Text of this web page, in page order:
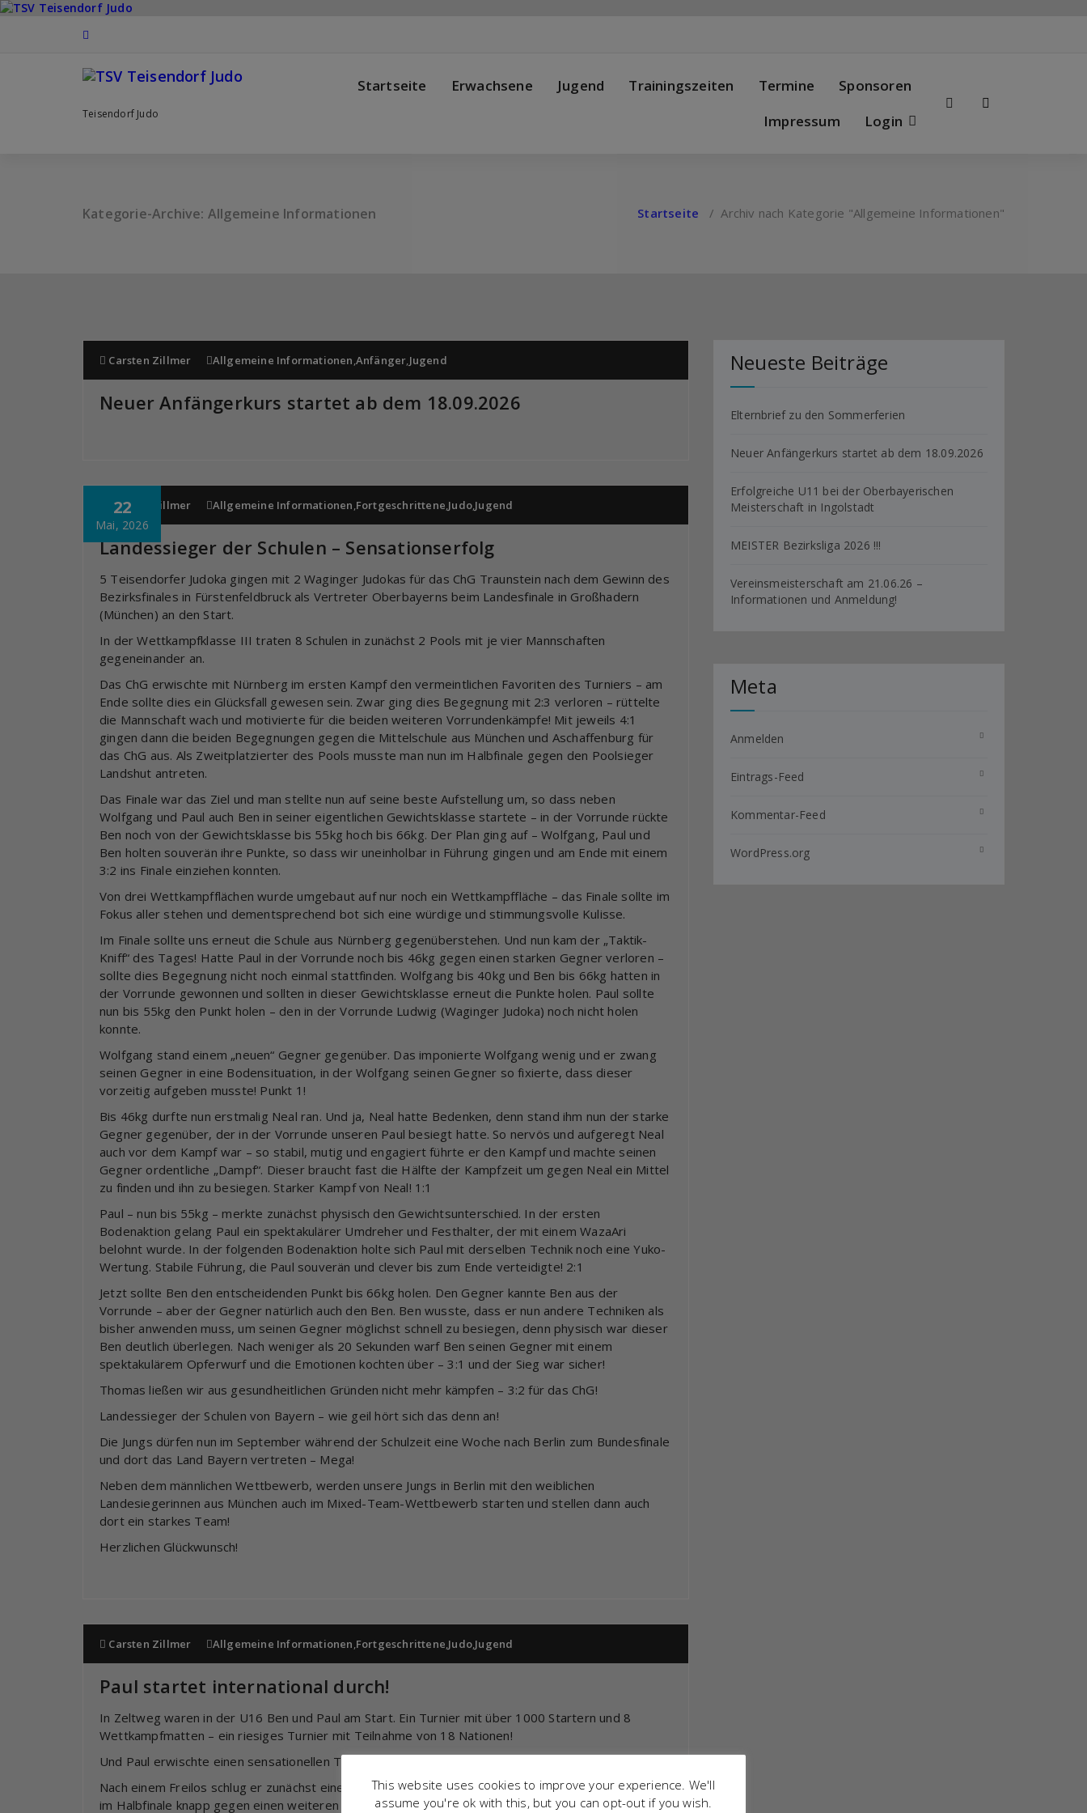
Zum
Teisendorf Judo
Startseite Erwachsene Jugend Trainingszeiten Termine
Sponsoren
Impressum
Login
Kategorie-Archive: Allgemeine Informationen Startseite /Archiv nach Kategorie "Allgemeine Informationen"
Carsten Zillmer Allgemeine Informationen,Anfänger,Jugend
Neuer Anfängerkurs startet ab dem 18.09.2026
22
Mai, 2026
Carsten Zillmer Allgemeine Informationen,Fortgeschrittene,Judo,Jugend
Landessieger der Schulen – Sensationserfolg
5 Teisendorfer Judoka gingen mit 2 Waginger Judokas für das ChG Traunstein nach dem Gewinn des
Bezirksfinales in Fürstenfeldbruck als Vertreter Oberbayerns beim Landesfinale in Großhadern
(München) an den Start.
In der Wettkampfklasse III traten 8 Schulen in zunächst 2 Pools mit je vier Mannschaften
gegeneinander an.
Das ChG erwischte mit Nürnberg im ersten Kampf den vermeintlichen Favoriten des Turniers – am
Ende sollte dies ein Glücksfall gewesen sein. Zwar ging dies Begegnung mit 2:3 verloren – rüttelte
die Mannschaft wach und motivierte für die beiden weiteren Vorrundenkämpfe! Mit jeweils 4:1
gingen dann die beiden Begegnungen gegen die Mittelschule aus München und Aschaffenburg für
das ChG aus. Als Zweitplatzierter des Pools musste man nun im Halbfinale gegen den Poolsieger
Landshut antreten.
Das Finale war das Ziel und man stellte nun auf seine beste Aufstellung um, so dass neben
Wolfgang und Paul auch Ben in seiner eigentlichen Gewichtsklasse startete – in der Vorrunde rückte
Ben noch von der Gewichtsklasse bis 55kg hoch bis 66kg. Der Plan ging auf – Wolfgang, Paul und
Ben holten souverän ihre Punkte, so dass wir uneinholbar in Führung gingen und am Ende mit einem
3:2 ins Finale einziehen konnten.
Von drei Wettkampfflächen wurde umgebaut auf nur noch ein Wettkampffläche – das Finale sollte im
Fokus aller stehen und dementsprechend bot sich eine würdige und stimmungsvolle Kulisse.
Im Finale sollte uns erneut die Schule aus Nürnberg gegenüberstehen. Und nun kam der „Taktik-
Kniff“ des Tages! Hatte Paul in der Vorrunde noch bis 46kg gegen einen starken Gegner verloren –
sollte dies Begegnung nicht noch einmal stattfinden. Wolfgang bis 40kg und Ben bis 66kg hatten in
der Vorrunde gewonnen und sollten in dieser Gewichtsklasse erneut die Punkte holen. Paul sollte
nun bis 55kg den Punkt holen – den in der Vorrunde Ludwig (Waginger Judoka) noch nicht holen
konnte.
Wolfgang stand einem „neuen“ Gegner gegenüber. Das imponierte Wolfgang wenig und er zwang
seinen Gegner in eine Bodensituation, in der Wolfgang seinen Gegner so fixierte, dass dieser
vorzeitig aufgeben musste! Punkt 1!
Bis 46kg durfte nun erstmalig Neal ran. Und ja, Neal hatte Bedenken, denn stand ihm nun der starke
Gegner gegenüber, der in der Vorrunde unseren Paul besiegt hatte. So nervös und aufgeregt Neal
auch vor dem Kampf war – so stabil, mutig und engagiert führte er den Kampf und machte seinen
Gegner ordentliche „Dampf“. Dieser braucht fast die Hälfte der Kampfzeit um gegen Neal ein Mittel
zu finden und ihn zu besiegen. Starker Kampf von Neal! 1:1
Paul – nun bis 55kg – merkte zunächst physisch den Gewichtsunterschied. In der ersten
Bodenaktion gelang Paul ein spektakulärer Umdreher und Festhalter, der mit einem WazaAri
belohnt wurde. In der folgenden Bodenaktion holte sich Paul mit derselben Technik noch eine Yuko-
Wertung. Stabile Führung, die Paul souverän und clever bis zum Ende verteidigte! 2:1
Jetzt sollte Ben den entscheidenden Punkt bis 66kg holen. Den Gegner kannte Ben aus der
Vorrunde – aber der Gegner natürlich auch den Ben. Ben wusste, dass er nun andere Techniken als
bisher anwenden muss, um seinen Gegner möglichst schnell zu besiegen, denn physisch war dieser
Ben deutlich überlegen. Nach weniger als 20 Sekunden warf Ben seinen Gegner mit einem
spektakulärem Opferwurf und die Emotionen kochten über – 3:1 und der Sieg war sicher!
Thomas ließen wir aus gesundheitlichen Gründen nicht mehr kämpfen – 3:2 für das ChG!
Landessieger der Schulen von Bayern – wie geil hört sich das denn an!
Die Jungs dürfen nun im September während der Schulzeit eine Woche nach Berlin zum Bundesfinale
und dort das Land Bayern vertreten – Mega!
Neben dem männlichen Wettbewerb, werden unsere Jungs in Berlin mit den weiblichen
Landesiegerinnen aus München auch im Mixed-Team-Wettbewerb starten und stellen dann auch
dort ein starkes Team!
Herzlichen Glückwunsch!
Carsten Zillmer Allgemeine Informationen,Fortgeschrittene,Judo,Jugend
Paul startet international durch!
In Zeltweg waren in der U16 Ben und Paul am Start. Ein Turnier mit über 1000 Startern und 8
Wettkampfmatten – ein riesiges Turnier mit Teilnahme von 18 Nationen!
Und Paul erwischte einen sensationellen Turniertag in der Gewichtsklasse bis 46kg.
Nach einem Freilos schlug er zunächst einen Kasachen, danach einen Österreicher und wurde erst
im Halbfinale knapp gegen einen weiteren Österreicher gestoppt.
Neueste Beiträge
Elternbrief zu den Sommerferien
Neuer Anfängerkurs startet ab dem 18.09.2026
Erfolgreiche U11 bei der Oberbayerischen
Meisterschaft in Ingolstadt
MEISTER Bezirksliga 2026 !!!
Vereinsmeisterschaft am 21.06.26 –
Informationen und Anmeldung!
Meta
Anmelden
Eintrags-Feed
Kommentar-Feed
WordPress.org
This website uses cookies to improve your experience. We'll
assume you're ok with this, but you can opt-out if you wish.